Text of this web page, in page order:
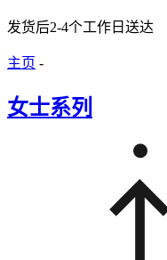
发货后2-4个工作日送达
主页 -
女士系列